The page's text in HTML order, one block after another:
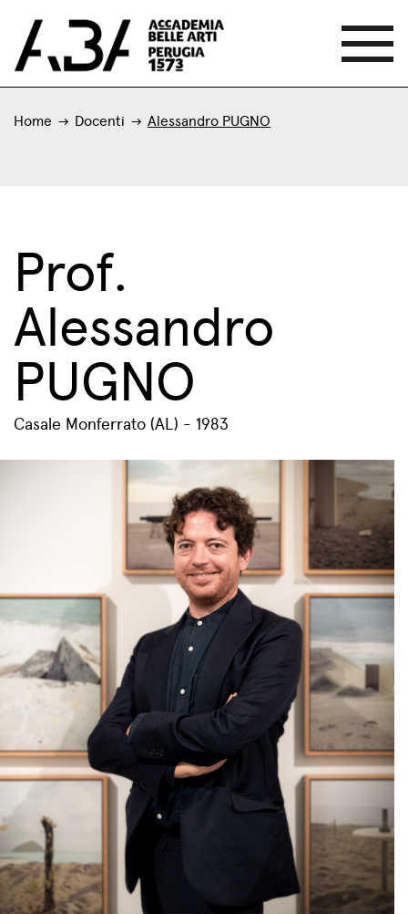
Home Docenti Alessandro PUGNO
Prof.
Alessandro
PUGNO
Casale Monferrato (AL) - 1983